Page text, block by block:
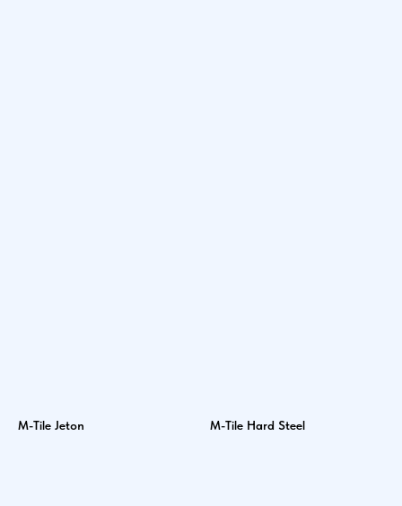
M-Tile Jeton M-Tile Hard Steel